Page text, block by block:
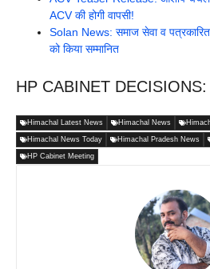
ACV की होगी वापसी!
Solan News: समाज सेवा व
को किया सम्मानित
HP CABINET DECISIONS:
Himachal Latest News Himachal News
Himachal News Today Himachal Pradesh News
HP Cabinet Meeting